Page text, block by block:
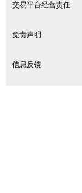
交易平台经营责任
免责声明
信息反馈